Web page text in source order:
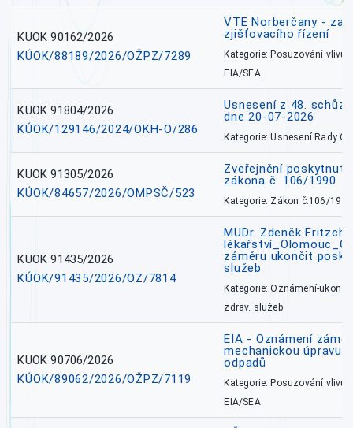
KUOK 90162/2026
KÚOK/88189/2026/OŽPZ/7289
VTE Norberčany -
zjišťovacího řízení
Kategorie: Posuzování vlivů
EIA/SEA
KUOK 91804/2026
KÚOK/129146/2024/OKH-O/286
Usnesení z 48.
dne 20-07-2026
Kategorie: Usnesení Rady
KUOK 91305/2026
KÚOK/84657/2026/OMPSČ/523
Zveřejnění poskytnutí
zákona č. 106/1990
Kategorie: Zákon č.106/1999
KUOK 91435/2026
KÚOK/91435/2026/OZ/7814
MUDr. Zdeněk
záměru ukončit
služeb
Kategorie: Oznámení-
zdrav. služeb
KUOK 90706/2026
KÚOK/89062/2026/OŽPZ/7119
EIA - Oznámení
mechanickou úpravu
odpadů
Kategorie: Posuzování vlivů
EIA/SEA